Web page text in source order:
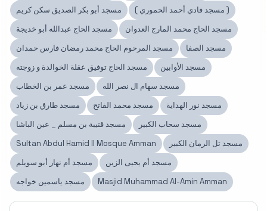
مسجد أبو بكر الصديق سكن كريم
( مسجد فادي أحمد الحموري )
مسجد الحاج عبدالله أبو خديجة
مسجد الحاج محمد المارج العدوان
مسجد المرحوم الحاج محمد رمضان فارس حمدان
مسجد الصفا
مسجد الحاج توفيق عقلة الخوالدة و زوجته
مسجد الأوابين
مسجد عمر بن الخطاب
مسجد سهام ال نصر الله
مسجد طارق بن زياد
مسجد محمد الفاتح
مسجد نور الهداية
مسجد قتيبة بن مسلم _ عين الباشا
مسجد سحاب الكبير
Sultan Abdul Hamid II Mosque Amman
مسجد تل الرمان الكبير
مسجد أم نهار أبو سويلم
مسجد أم يحيى الزبن
مسجد ياسمين خواجه
Masjid Muhammad Al-Amin Amman